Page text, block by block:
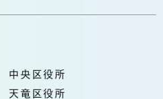
中央区役所
天竜区役所